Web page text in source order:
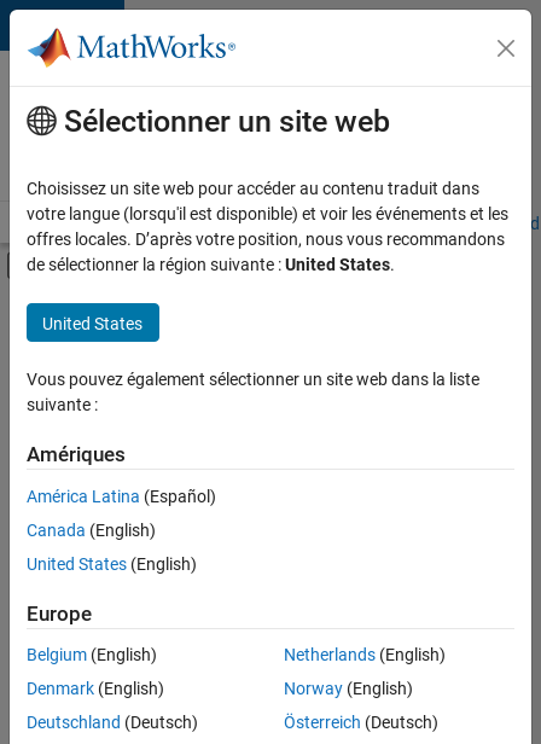
Passer au contenu
Votre
carrière
chez
Accueil Explorer nos opportunités Adresses de nos bureaux
Activer/désactiver l'affichage du menu
Contenu principal
FILTRER PAR
Technologies de l’information
Ventes pour l'éducation
Ventes internes
Actuellement,
aucune
offre
d'emploi
correspondant
à vos
critères
de
recherche.
Sélectionner un site web
Choisissez un site web pour accéder au contenu traduit dans
votre langue (lorsqu'il est disponible) et voir les événements et les
offres locales. D’après votre position, nous vous recommandons
de sélectionner la région suivante :United States.
United States
Vous pouvez également sélectionner un site web dans la liste
suivante :
Amériques
América Latina (Español)
Canada (English)
United States (English)
Europe
Belgium (English)
Denmark (English)
Deutschland (Deutsch)
Netherlands(English)
Norway(English)
Österreich (Deutsch)